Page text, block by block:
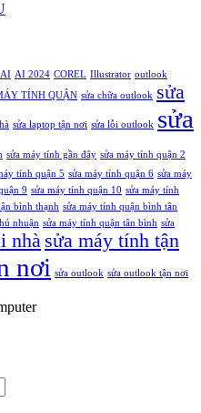
Tiết
ổ
đĩa
Win
10,
11
chặn
do
Update
AI AI 2024 COREL Illustrator outlook
TÍNH QUẬN sửa chữa outlook sửa
sửa laptop tận nơi sửa lỗi outlook sửa
sửa máy tính gần đây sửa máy tính quận 2
tính quận 5 sửa máy tính quận 6 sửa máy
9 sửa máy tính quận 10 sửa máy tính
bình thạnh sửa máy tính quận bình tân
nhuận sửa máy tính quận tân bình sửa
nhà sửa máy tính tận
nơi sửa outlook sửa outlook tận nơi